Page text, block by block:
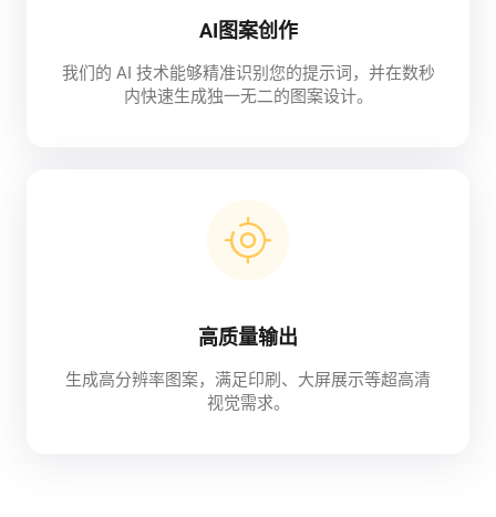
AI图案创作
我们的 AI 技术能够精准识别您的提示词，并在数秒
内快速生成独一无二的图案设计。
高质量输出
生成高分辨率图案，满足印刷、大屏展示等超高清
视觉需求。